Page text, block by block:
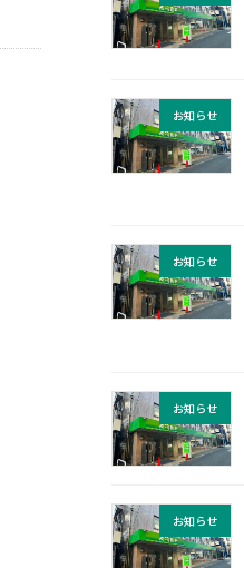
お知らせ
お知らせ
お知らせ
お知らせ